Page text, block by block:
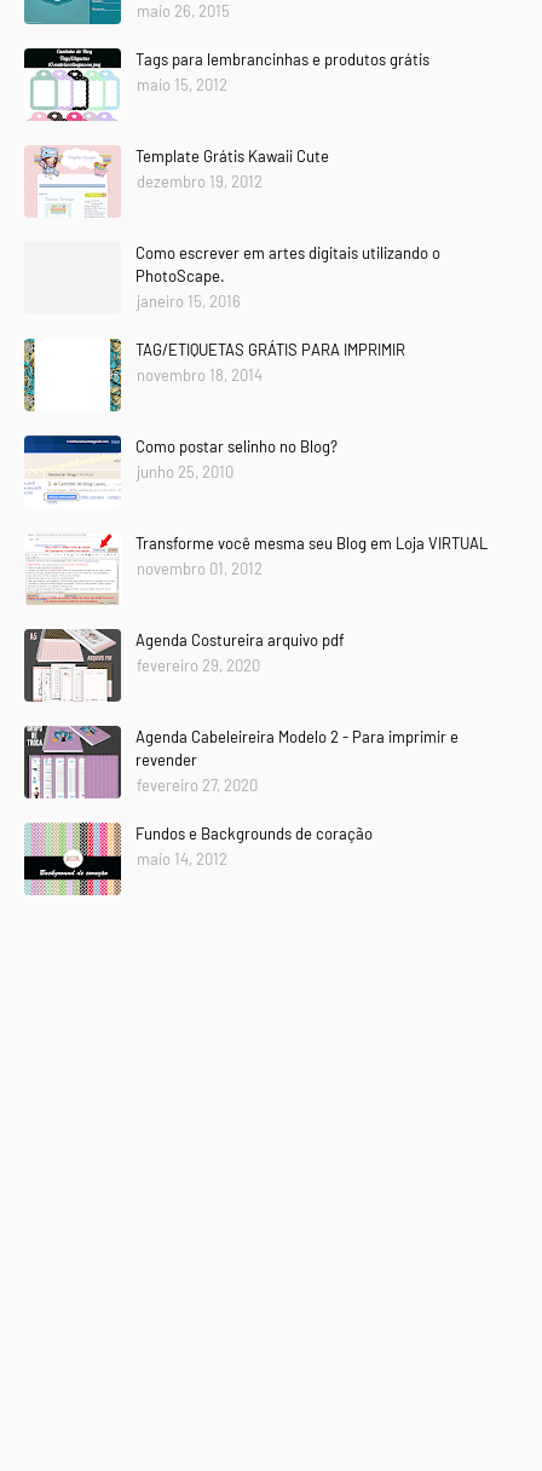
maio 26, 2015
Tags para lembrancinhas e produtos grátis
maio 15, 2012
Template Grátis Kawaii Cute
dezembro 19, 2012
Como escrever em artes digitais utilizando o
PhotoScape.
janeiro 15, 2016
TAG/ETIQUETAS GRÁTIS PARA IMPRIMIR
novembro 18, 2014
Como postar selinho no Blog?
junho 25, 2010
Transforme você mesma seu Blog em Loja VIRTUAL
novembro 01, 2012
Agenda Costureira arquivo pdf
fevereiro 29, 2020
Agenda Cabeleireira Modelo 2 - Para imprimir e
revender
fevereiro 27, 2020
Fundos e Backgrounds de coração
maio 14, 2012